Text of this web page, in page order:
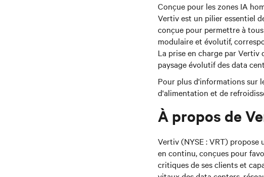
Conçue pour les zones IA
Vertiv est un pilier essentiel
conçue pour permettre à
modulaire et évolutif,
La prise en charge par
paysage évolutif des data
Pour plus d'informations sur
d'alimentation et de
À propos de
Vertiv (NYSE : VRT) propose
en continu, conçues pour
critiques de ses clients et